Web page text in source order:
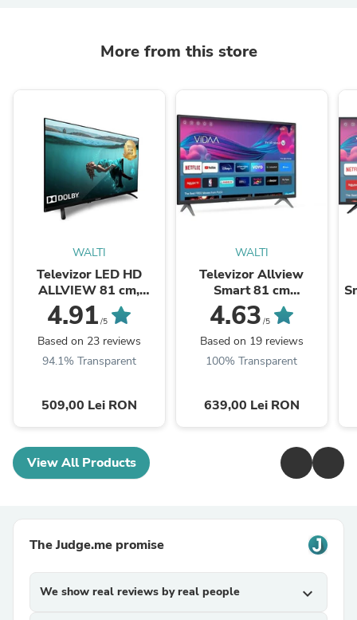
More from this store
WALTI
Televizor LED HD
ALLVIEW 81 cm,
32ATC6000
4.91 /5
Based on 23 reviews
94.1% Transparent
509,00 Lei RON
WALTI
Televizor Allview
Smart 81 cm
,32iPlay6000-H, HD,
Clasa E
4.63 /5
Based on 19 reviews
100% Transparent
639,00 Lei RON
View All Products
The Judge.me promise
We show real reviews by real people expand_more